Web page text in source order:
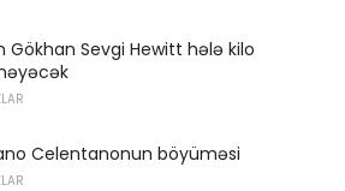
Gökhan Sevgi Hewitt hələ kilo
Celentanonun böyüməsi